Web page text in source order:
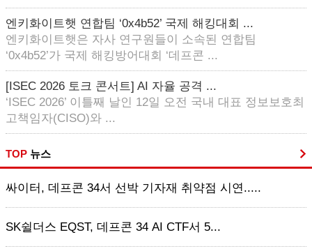
엔키화이트햇 연합팀 ‘0x4b52’ 국제 해킹대회 ...
엔키화이트햇은 자사 연구원들이 소속된 연합팀
‘0x4b52’가 국제 해킹방어대회 ‘데프콘 ...
[ISEC 2026 토크 콘서트] AI 자율 공격 ...
‘ISEC 2026’ 이틀째 날인 12일 오전 국내 대표 정보보호최
고책임자(CISO)와 ...
TOP 뉴스
싸이터, 데프콘 34서 선박 기자재 취약점 시연.....
SK쉴더스 EQST, 데프콘 34 AI CTF서 5...